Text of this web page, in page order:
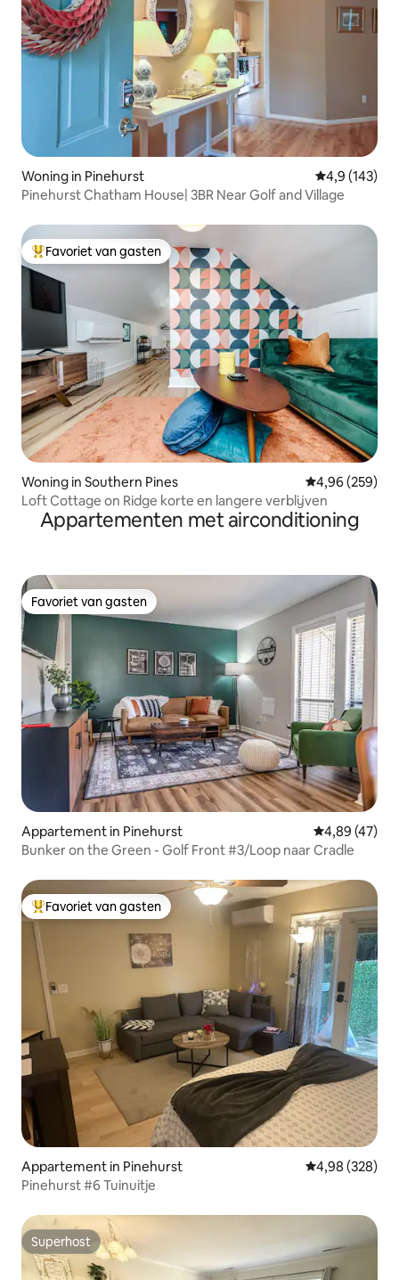
Woning in Pinehurst Gemiddelde
4,9 (143)
Pinehurst Chatham House| 3BR Near Golf and Village
Topfavoriet van gasten
Favoriet van gasten
Woning in Southern Pines Gemiddelde
4,96 (259)
Loft Cottage on Ridge korte en langere verblijven
Appartementen met airconditioning
Favoriet van gasten
Favoriet van gasten
Appartement in Pinehurst Gemiddelde
4,89 (47)
Bunker on the Green - Golf Front #3/Loop naar Cradle
Topfavoriet van gasten
Favoriet van gasten
Appartement in Pinehurst Gemiddelde
4,98 (328)
Pinehurst #6 Tuinuitje
Superhost
Superhost